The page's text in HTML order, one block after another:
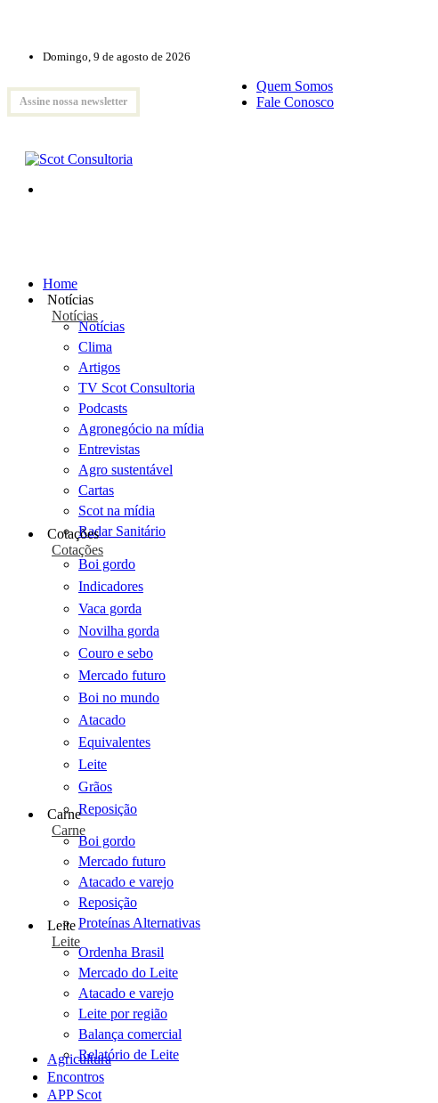
Domingo, 9 de agosto de 2026
Assine nossa newsletter
Quem Somos
Fale Conosco
Home
Notícias
Notícias
Notícias
Clima
Artigos
TV Scot Consultoria
Podcasts
Agronegócio na mídia
Entrevistas
Agro sustentável
Cartas
Scot na mídia
Radar Sanitário
Cotações
Cotações
Boi gordo
Indicadores
Vaca gorda
Novilha gorda
Couro e sebo
Mercado futuro
Boi no mundo
Atacado
Equivalentes
Leite
Grãos
Reposição
Carne
Carne
Boi gordo
Mercado futuro
Atacado e varejo
Reposição
Proteínas Alternativas
Leite
Leite
Ordenha Brasil
Mercado do Leite
Atacado e varejo
Leite por região
Balança comercial
Relatório de Leite
Agricultura
Encontros
APP Scot